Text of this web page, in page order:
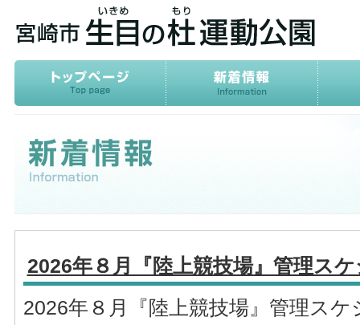
2026年８月『陸上競技場』管理ス
2026年８月『陸上競技場』管理ス